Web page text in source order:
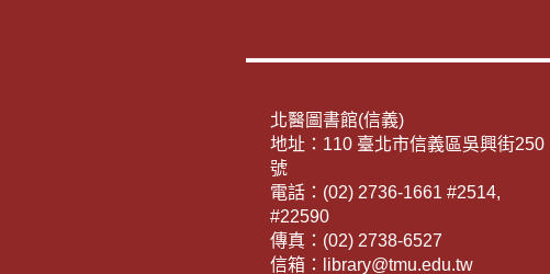
北醫圖書館(信義)
地址：110 臺北市信義區吳興街250
號
電話：(02) 2736-1661 #2514,
#22590
傳真：(02) 2738-6527
信箱：library@tmu.edu.tw